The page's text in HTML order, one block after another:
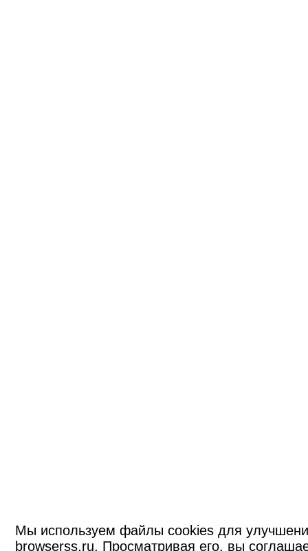
Мы используем файлы cookies для
browserss.ru. Просматривая его, вы